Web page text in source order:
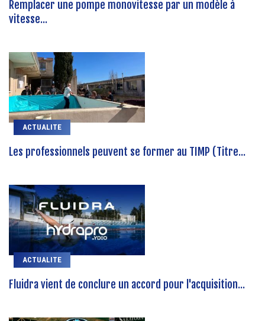
Remplacer une pompe monovitesse par un modèle à
vitesse...
ACTUALITE
Les professionnels peuvent se former au TIMP (Titre...
ACTUALITE
Fluidra vient de conclure un accord pour l'acquisition...